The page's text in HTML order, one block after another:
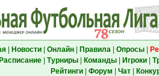
| Новости| Онлайн| Правила| Опросы|
Расписание| Турниры| Команды| Игроки|
Рейтинги| Форум Чат|